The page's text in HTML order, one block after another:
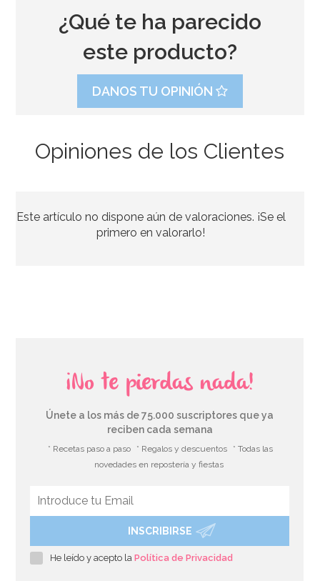
2,50€
Globo letra V 40 cm plata
¿Qué te ha parecido
este producto?
DANOS TU OPINIÓN
Opiniones de los Clientes
Este artículo no dispone aún de valoraciones. ¡Se el
primero en valorarlo!
¡No te pierdas nada!
Únete a los más de 75.000 suscriptores que ya
reciben cada semana
* Recetas paso a paso * Regalos y descuentos
* Todas las
novedades en repostería y fiestas
INSCRIBIRSE
He leído y acepto laPolítica de Privacidad